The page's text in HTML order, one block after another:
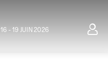
16 - 19 JUIN 2026